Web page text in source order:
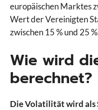
europäischen Marktes
Wert der Vereinigten
zwischen 15 % und 25
Wie wird
berechnet?
Die Volatilität wird als